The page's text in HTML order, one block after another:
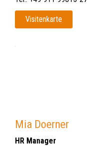
Visitenkarte
Mia Doerner
HR Manager